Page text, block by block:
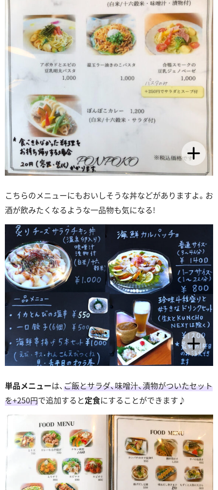
こちらのメニューにもおいしそうな丼などがありますよ。お
酒が飲みたくなるような一品物も気になる!
単品メニューは、ご飯とサラダ、味噌汁、漬物がついたセット
を+250円で追加すると定食にすることができます♪